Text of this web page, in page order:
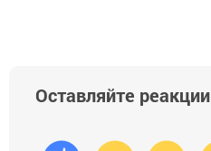
Оставляйте реакции